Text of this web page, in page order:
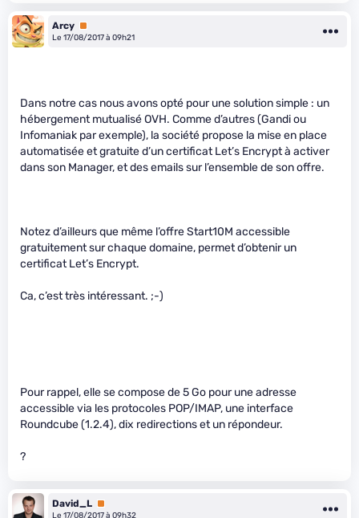
Arcy Premium
Le 17/08/2017 à 09h21
Dans notre cas nous avons opté pour une solution simple : un
hébergement mutualisé OVH. Comme d’autres (Gandi ou
Infomaniak par exemple), la société propose la mise en place
automatisée et gratuite d’un certificat Let’s Encrypt à activer
dans son Manager, et des emails sur l’ensemble de son offre.
Notez d’ailleurs que même l’offre Start10M accessible
gratuitement sur chaque domaine, permet d’obtenir un
certificat Let’s Encrypt.
Ca, c’est très intéressant. ;-)
Pour rappel, elle se compose de 5 Go pour une adresse
accessible via les protocoles POP/IMAP, une interface
Roundcube (1.2.4), dix redirections et un répondeur.
?
David_L Premium
Le 17/08/2017 à 09h32